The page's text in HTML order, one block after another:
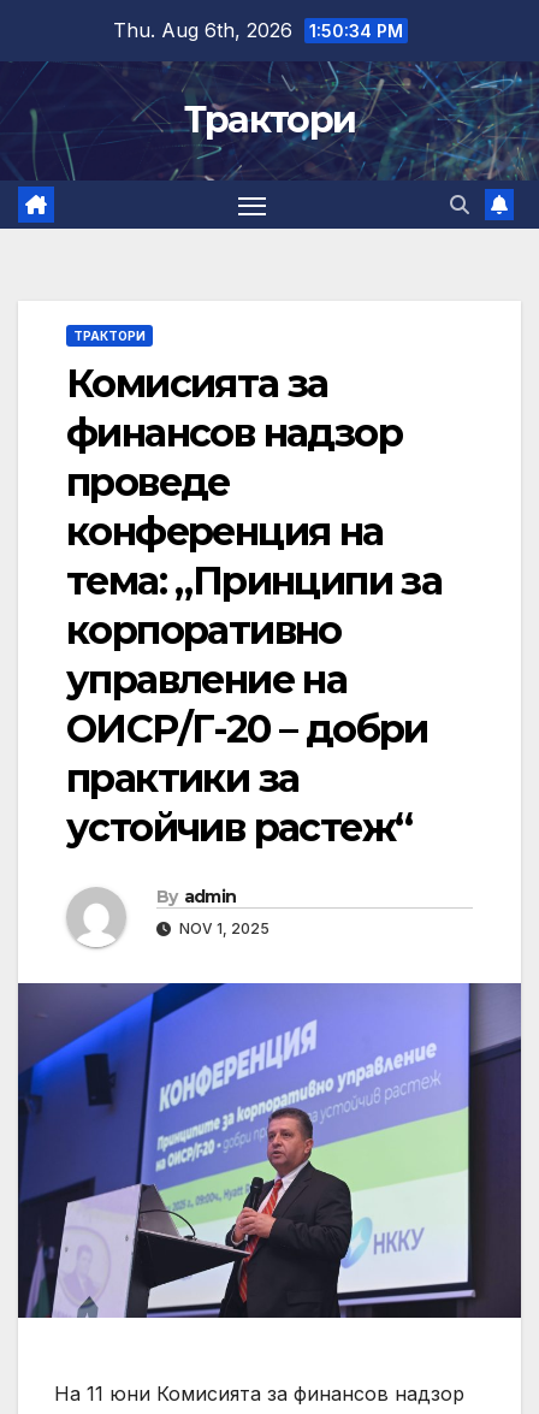
content
Thu. Aug 6th, 2026 1:50:35 PM
Трактори
ТРАКТОРИ
Комисията за
финансов надзор
проведе
конференция на
тема: „Принципи за
корпоративно
управление на
ОИСР/Г-20 – добри
практики за
устойчив растеж“
By admin
NOV 1, 2025
На 11 юни Комисията за финансов надзор